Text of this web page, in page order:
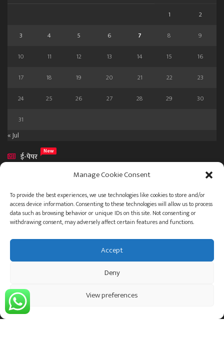
Manage Cookie Consent
To provide the best experiences, we use technologies like cookies to store and/or
access device information. Consenting to these technologies will allow us to process
data such as browsing behavior or unique IDs on this site. Not consenting or
withdrawing consent, may adversely affect certain features and functions.
Accept
Deny
View preferences
1
2
3
4 5 6 7 8
9
10
11 12 13 14 15
16
17
18 19 20 21 22
23
24
25 26 27 28 29
30
31
« Jul
ई-पेपर
New
आमच्या विषयी
ताज्या बातम्या महाराष्ट्र राजकारण
गुन्हेगारी जगत